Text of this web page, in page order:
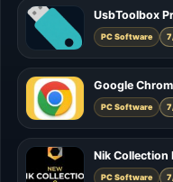
UsbToolbox
PC Software
Google
PC Software
Nik Collection
PC Software